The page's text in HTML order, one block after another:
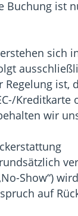
Buchung ist
sich
ist,
wir
Show“)
auf